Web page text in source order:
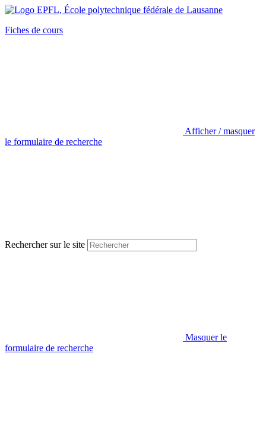
Fiches de cours
Afficher / masquer
le formulaire de recherche
Rechercher sur le site
Masquer le
formulaire de recherche